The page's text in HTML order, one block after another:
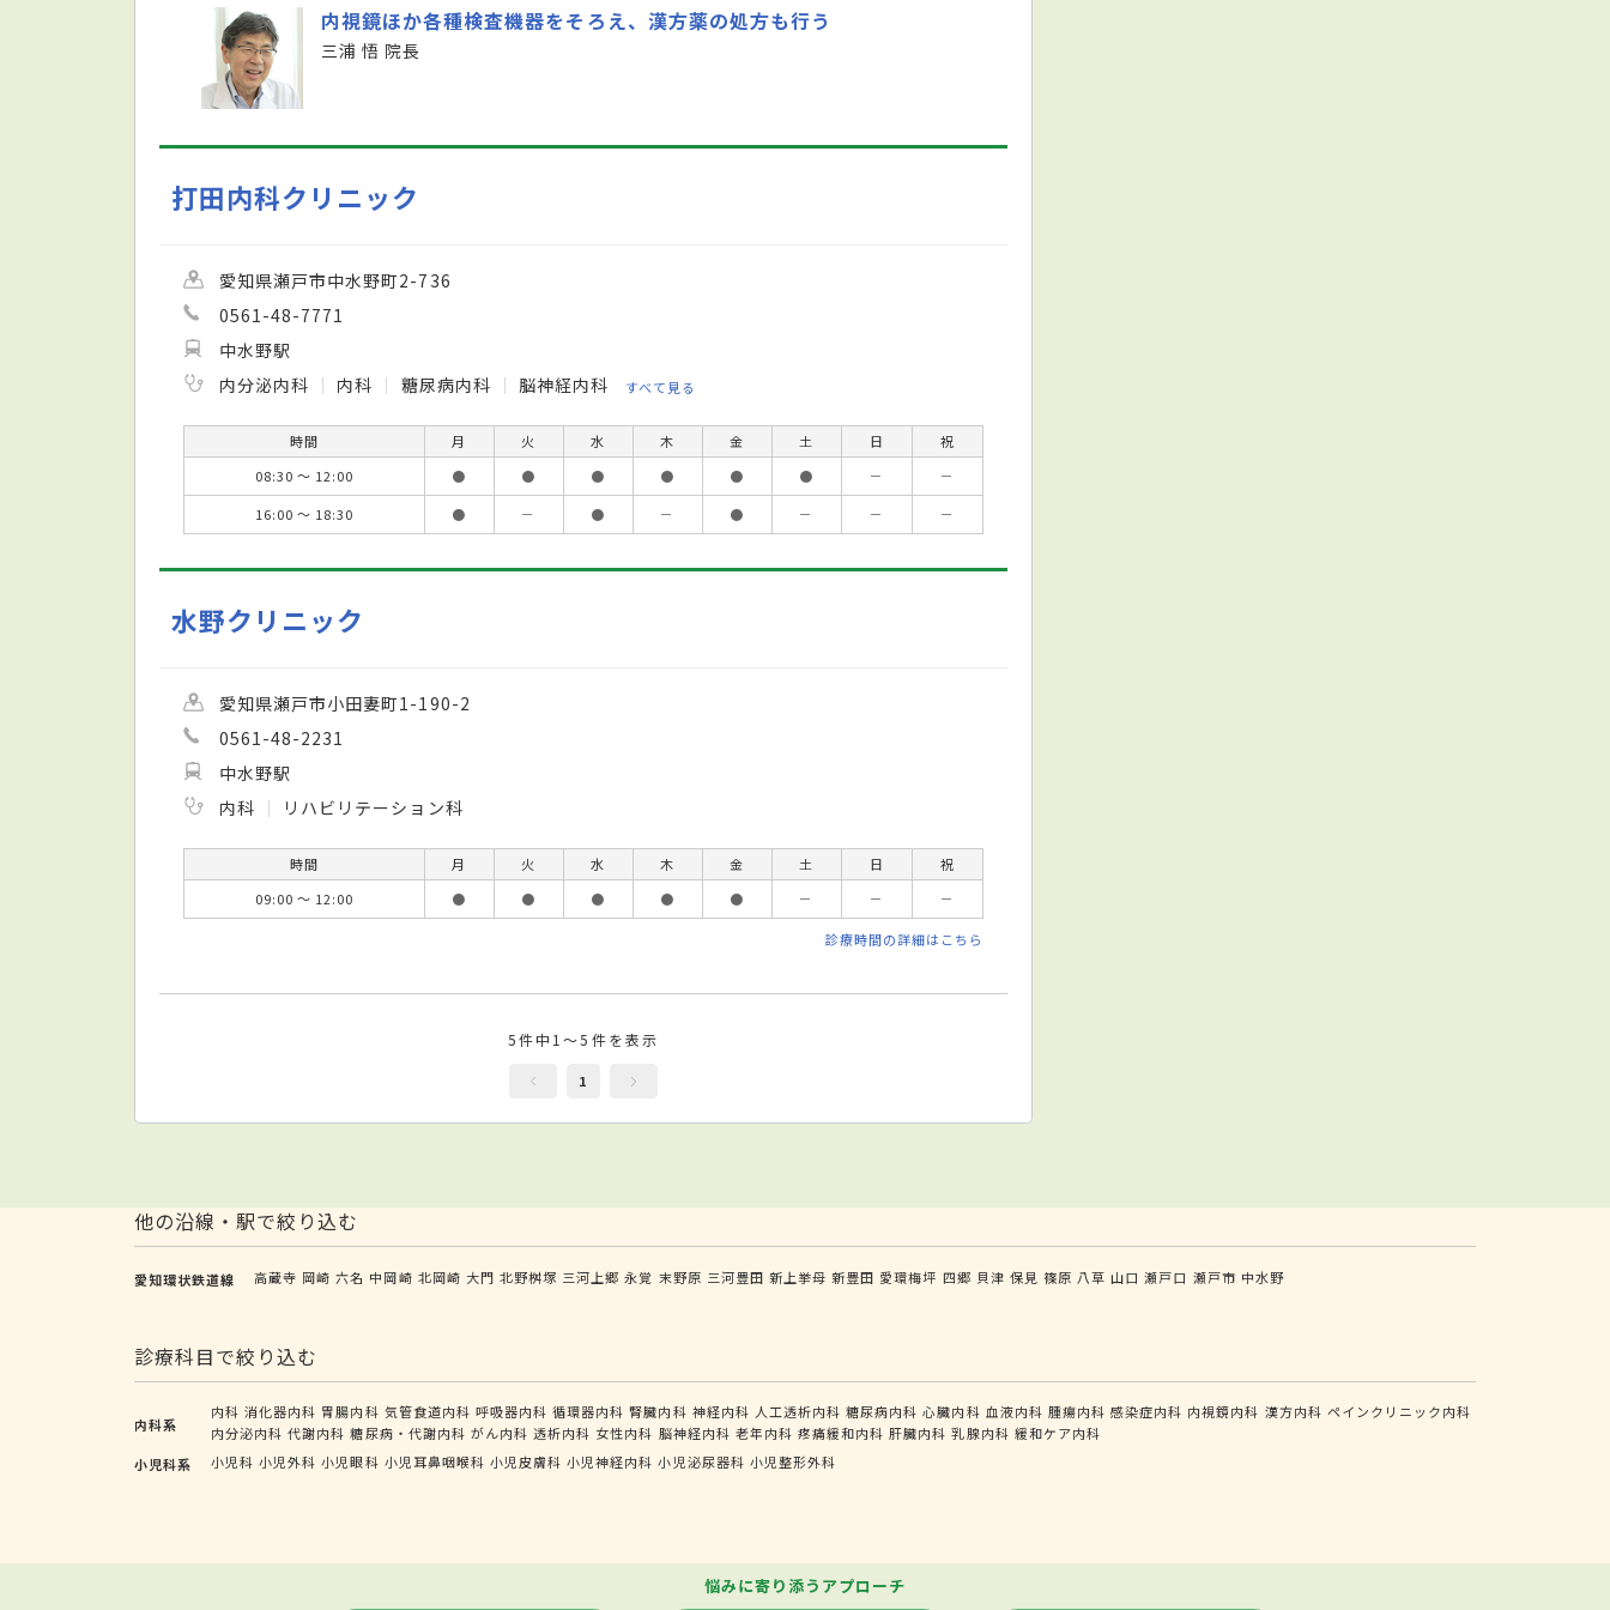
内視鏡ほか各種検査機器をそろえ、漢方薬の処方も行う
三浦 悟 院長
打田内科クリニック
愛知県瀬戸市中水野町2-736
0561-48-7771
中水野駅
内分泌内科
内科 糖尿病内科 脳神経内科 すべて見る
時間 月 火 水 木 金 土 日
祝
08:30 ～ 12:00
● ● ● ● ● ● －
－
16:00 ～ 18:30
● － ● － ● － － －
水野クリニック
愛知県瀬戸市小田妻町1-190-2
0561-48-2231
中水野駅
内科
リハビリテーション科
時間 月 火 水 木 金 土 日
祝
09:00 ～ 12:00
● ● ● ● ● － － －
診療時間の詳細はこちら
5件中1～5件を表示
1
他の沿線・駅で絞り込む
愛知環状鉄道線 高蔵寺 岡崎 六名 中岡崎 北岡崎 大門 北野桝塚 三河上郷 永覚 末野原 三河豊田 新上挙母 新豊田 愛環梅坪 四郷 貝津 保見 篠原 八草 山口 瀬戸口 瀬戸市 中水野
診療科目で絞り込む
内科系
内科 消化器内科 胃腸内科 気管食道内科 呼吸器内科 循環器内科 腎臓内科 神経内科 人工透析内科 糖尿病内科 心臓内科 血液内科 腫瘍内科 感染症内科 内視鏡内科 漢方内科 ペインクリニック内科
内分泌内科 代謝内科 糖尿病・代謝内科 がん内科 透析内科 女性内科 脳神経内科 老年内科 疼痛緩和内科 肝臓内科 乳腺内科 緩和ケア内科
小児科系
小児科 小児外科 小児眼科 小児耳鼻咽喉科 小児皮膚科 小児神経内科 小児泌尿器科 小児整形外科
悩みに寄り添うアプローチ